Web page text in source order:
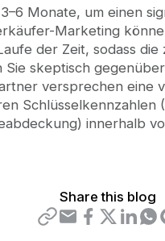
Monate, um einen
Marketing
der Zeit, sodass
skeptisch
versprechen eine
innerhalb
Share this blog